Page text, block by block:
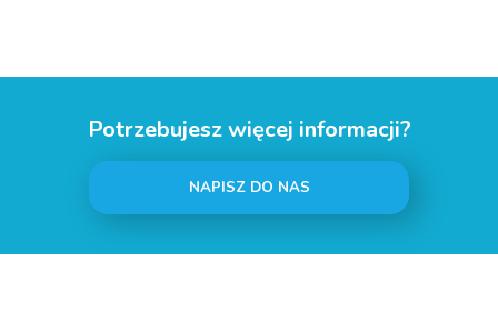
Potrzebujesz więcej informacji?
NAPISZ DO NAS